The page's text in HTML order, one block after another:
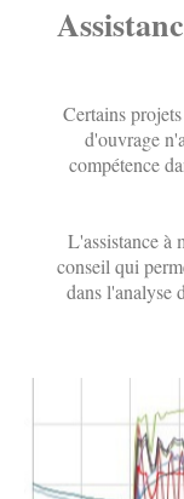
Certains
d'ouvrage
compétence
L'assistance à
conseil qui
dans l'analyse